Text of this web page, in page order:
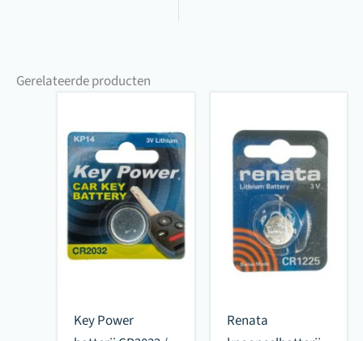
Gerelateerde producten
Key Power
Renata